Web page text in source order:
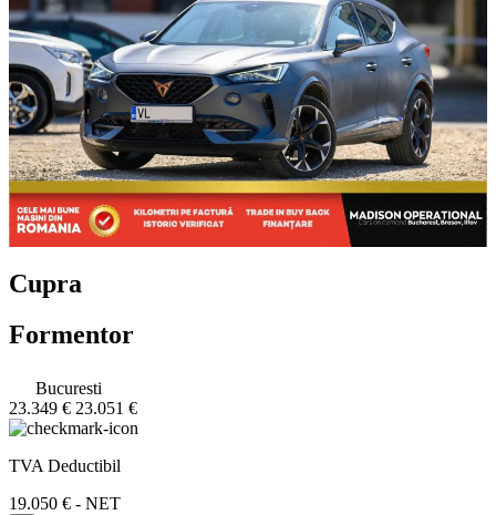
Cupra
Formentor
Bucuresti
23.349 € 23.051 €
TVA Deductibil
19.050 € - NET